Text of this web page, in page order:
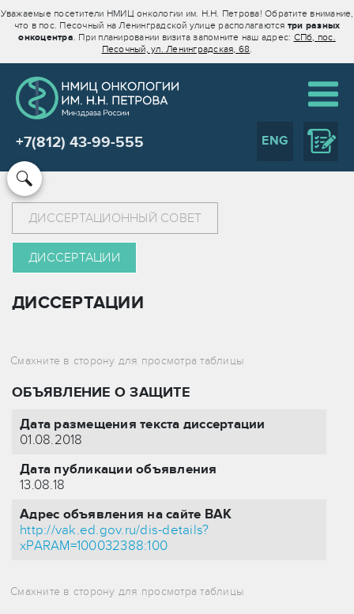
Уважаемые посетители НМИЦ онкологии им. Н.Н. Петрова! Обратите внимание,
что в пос. Песочный на Ленинградской улице располагаются три разных
онкоцентра. При планировании визита запомните наш адрес: СПб, пос.
Песочный, ул. Ленинградская, 68.
+7(812) 43-99-555 ENG
ДИССЕРТАЦИОННЫЙ СОВЕТ
ДИССЕРТАЦИИ
ДИССЕРТАЦИИ
ОБЪЯВЛЕНИЕ О ЗАЩИТЕ
Дата размещения текста диссертации
01.08.2018
Дата публикации объявления
13.08.18
Адрес объявления на сайте ВАК
http://vak.ed.gov.ru/dis-details?
xPARAM=100032388:100